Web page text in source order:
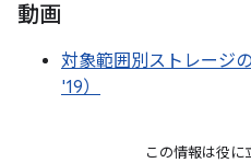
動画
対象範囲別ストレージ
'19）
この情報は役に